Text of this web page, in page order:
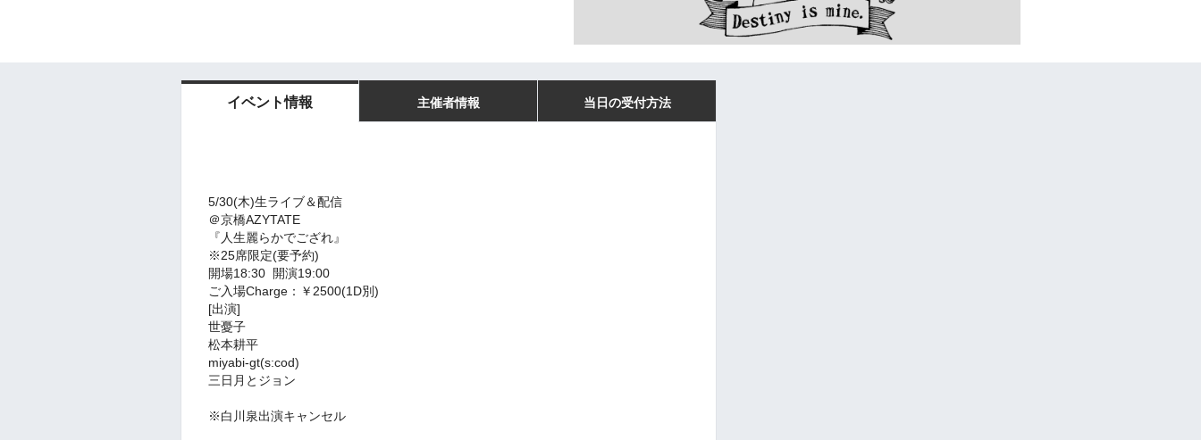
イベント情報 主催者情報 当日の受付方法
5/30(木)生ライブ＆配信
＠京橋AZYTATE
『人生麗らかでござれ』
※25席限定(要予約)
開場18:30 開演19:00
ご入場Charge：￥2500(1D別)
[出演]
世憂子
松本耕平
miyabi-gt(s:cod)
三日月とジョン
※白川泉出演キャンセル